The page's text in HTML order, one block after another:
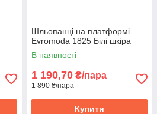
Шльопанці на платформі
Evromoda 1825 Білі шкіра
В наявності
1 190,70 ₴/пара
1 890 ₴/пара
Купити